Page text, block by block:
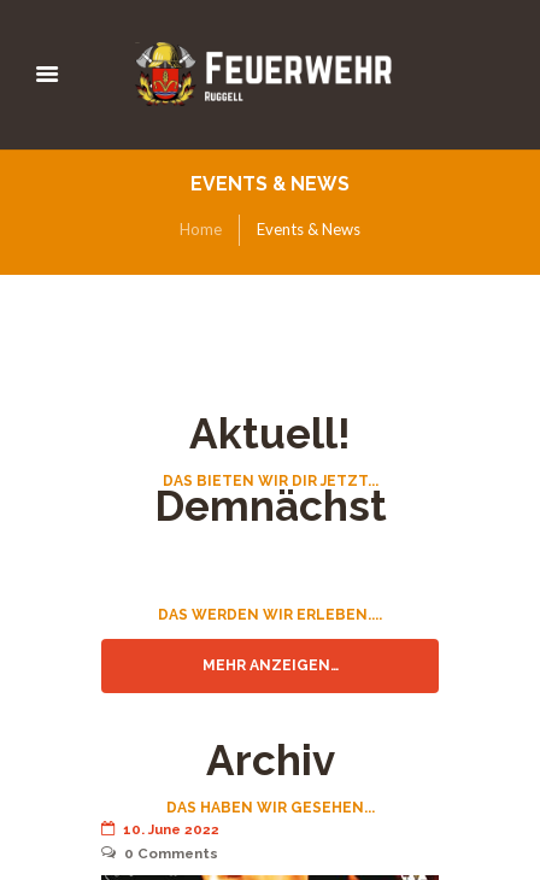
EVENTS & NEWS
Home Events & News
Aktuell!
DAS BIETEN WIR DIR JETZT...
Demnächst
DAS WERDEN WIR ERLEBEN....
MEHR ANZEIGEN…
Archiv
DAS HABEN WIR GESEHEN...
10. June 2022
0 Comments